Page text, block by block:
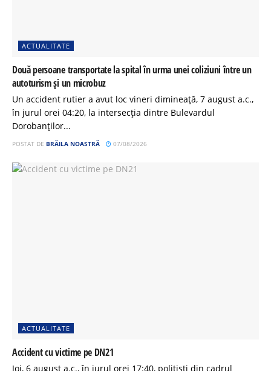
ACTUALITATE
Două persoane transportate la spital în urma unei coliziuni între un
autoturism și un microbuz
Un accident rutier a avut loc vineri dimineață, 7 august a.c.,
în jurul orei 04:20, la intersecția dintre Bulevardul
Dorobanților...
POSTAT DE BRĂILA NOASTRĂ 07/08/2026
ACTUALITATE
Accident cu victime pe DN21
Joi, 6 august a.c., în jurul orei 17:40, polițiști din cadrul